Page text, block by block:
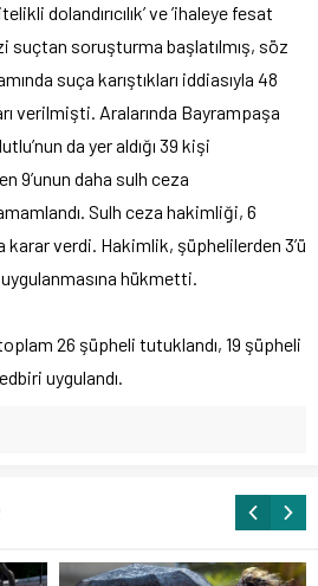
dolandırıcılık’ ve ’ihaleye fesat
suçtan soruşturma başlatılmış, söz
suça karıştıkları iddiasıyla 48
verilmişti. Aralarında Bayrampaşa
da yer aldığı 39 kişi
9’unun daha sulh ceza
Sulh ceza hakimliği, 6
verdi. Hakimlik, şüphelilerden 3’ü
hükmetti.
26 şüpheli tutuklandı, 19 şüpheli
uygulandı.